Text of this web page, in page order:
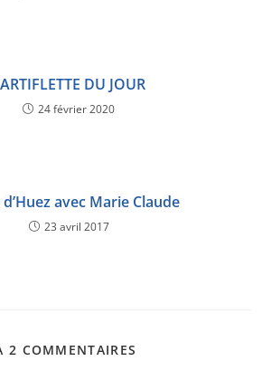
DU JOUR
24 février 2020
d’Huez avec Marie Claude
23 avril 2017
2 COMMENTAIRES